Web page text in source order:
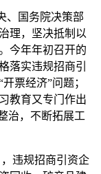
国务院决策部
理，坚决抵制以
今年年初召开的
落实违规招商引
票经济”问题；
教育又专门作出
治，不断拓展工
违规招商引资企